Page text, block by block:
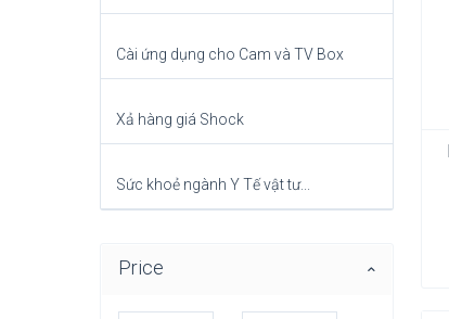
Cài ứng dụng cho Cam và TV Box
Xả hàng giá Shock
Sức khoẻ ngành Y Tế vật tư...
Price